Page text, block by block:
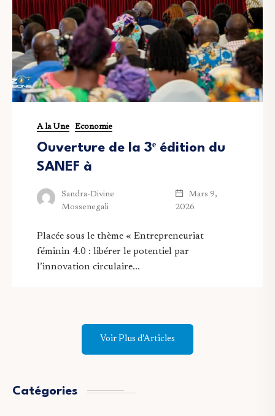
A la Une Economie
Ouverture de la 3ᵉ édition du
SANEF à
Sandra-Divine
Mossenegali
Mars 9,
2026
Placée sous le thème « Entrepreneuriat
féminin 4.0 : libérer le potentiel par
l’innovation circulaire...
Voir Plus d'Articles
Catégories